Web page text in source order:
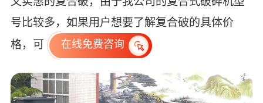
号比较多，如果用户想要了解复合破的具体价
格，可
在线免费咨询